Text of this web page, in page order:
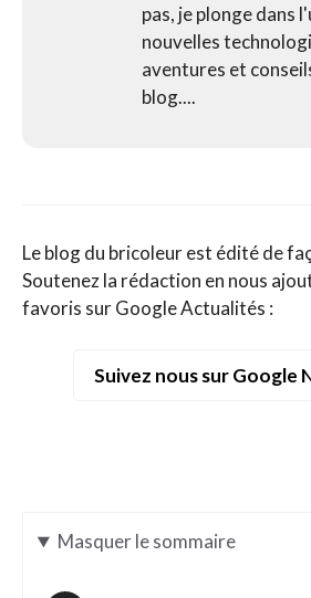
pas, je plonge dans
nouvelles
aventures et
blog....
Le blog du bricoleur est édité de
Soutenez la rédaction en nous
favoris sur Google Actualités :
Suivez nous sur Google
Masquerle sommaire